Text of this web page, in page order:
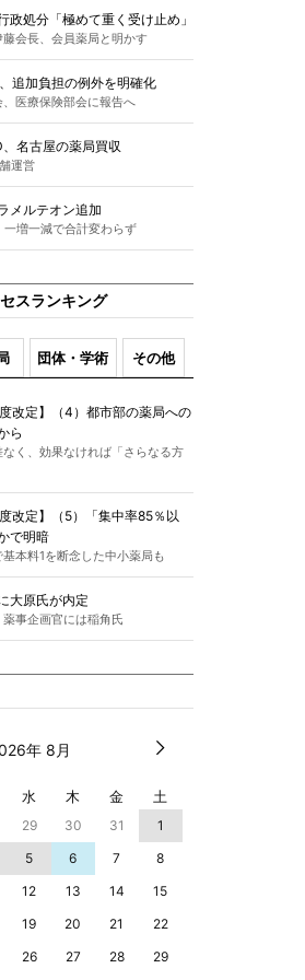
政処分「極めて重く受け止め」
会長、会員薬局と明かす
追加負担の例外を明確化
、医療保険部会に報告へ
名古屋の薬局買収
運営
メルテオン追加
一増一減で合計変わらず
スランキング
団体・学術 その他
度改定】（4）都市部の薬局への
ら
く、効果なければ「さらなる方
度改定】（5）「集中率85％以
で明暗
本料1を断念した中小薬局も
大原氏が内定
事企画官には稲角氏
年 8月
水 木 金 土
29 30 31
1
5 6 7
8
12 13 14
15
19 20 21
22
26 27 28
29